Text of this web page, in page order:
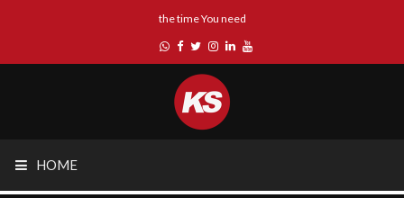
the time You need
HOME